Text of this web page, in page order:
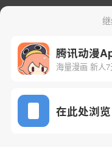
腾讯动漫
海量漫画 新人
在此处浏览